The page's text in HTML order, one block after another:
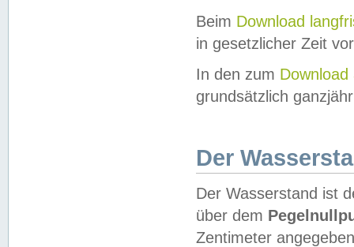
Beim Download
in gesetzlicher Zeit
In den zum Download
grundsätzlich
Der
Der Wasserstand ist
über dem
Zentimeter